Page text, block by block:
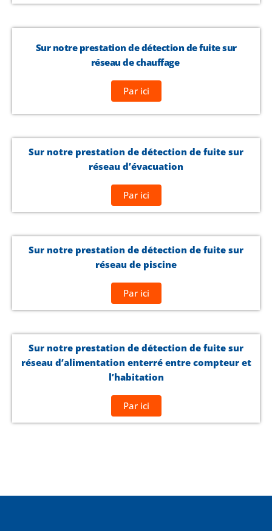
Sur notre prestation de détection de fuite sur
réseau de chauffage
Par ici
Sur notre prestation de détection de fuite sur
réseau d’évacuation
Par ici
Sur notre prestation de détection de fuite sur
réseau de piscine
Par ici
Sur notre prestation de détection de fuite sur
réseau d’alimentation enterré entre compteur et
l’habitation
Par ici